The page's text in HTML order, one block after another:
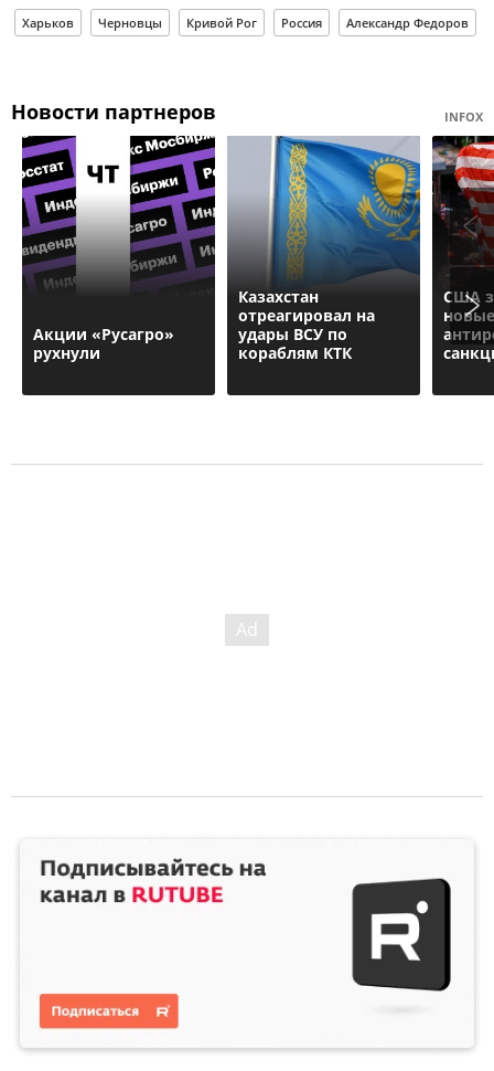
Харьков Черновцы Кривой Рог Россия Александр Федоров
Новости партнеров INFOX
Акции «Русагро»
рухнули
Казахстан
отреагировал на
удары ВСУ по
кораблям КТК
США
новые